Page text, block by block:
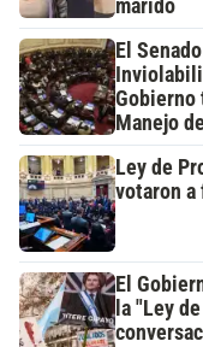
marido
El
Gobierno
Manejo
Ley de
votaron a
El
la "Ley